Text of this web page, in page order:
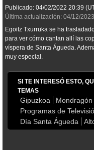
Publicado: 04/02/2022 20:39
Última actualización: 04/12/2023
Egoitz Txurruka se ha
para ver cómo cantan allí las
víspera de Santa Águeda.
muy especial.
SI TE INTERESÓ ESTO,
TEMAS
Gipuzkoa Mondragón
Programas de
Día Santa Águeda